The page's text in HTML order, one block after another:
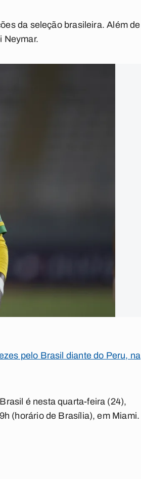
da seleção brasileira. Além de
Neymar.
pelo Brasil diante do Peru, na
é nesta quarta-feira (24),
(horário de Brasília), em Miami.